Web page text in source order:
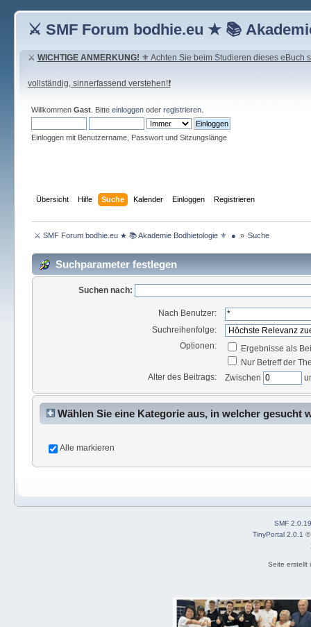
⚔ SMF Forum bodhie.eu ★ 📚
⚔ WICHTIGE ANMERKUNG! ⚜ Achten Sie beim Studieren dieses eBuch
vollständig, sinnerfassend verstehen!❗
Willkommen Gast. Bitte einloggenoder registrieren.
Einloggen mit Benutzername, Passwort und Sitzungslänge
Übersicht Hilfe Suche Kalender Einloggen Registrieren
⚔ SMF Forum bodhie.eu ★ 📚 Akademie Bodhietologie ⚜  ● » Suche
Suchparameter festlegen
Suchen nach:
Nach Benutzer:
Suchreihenfolge:
Optionen:
Ergebnisse als
Nur Betreff der
Alter des Beitrags:
Zwischen
Wählen Sie eine Kategorie aus, in welcher gesucht
Alle markieren
SMF 2.0.19
TinyPortal 2.0.1
Seite erstellt